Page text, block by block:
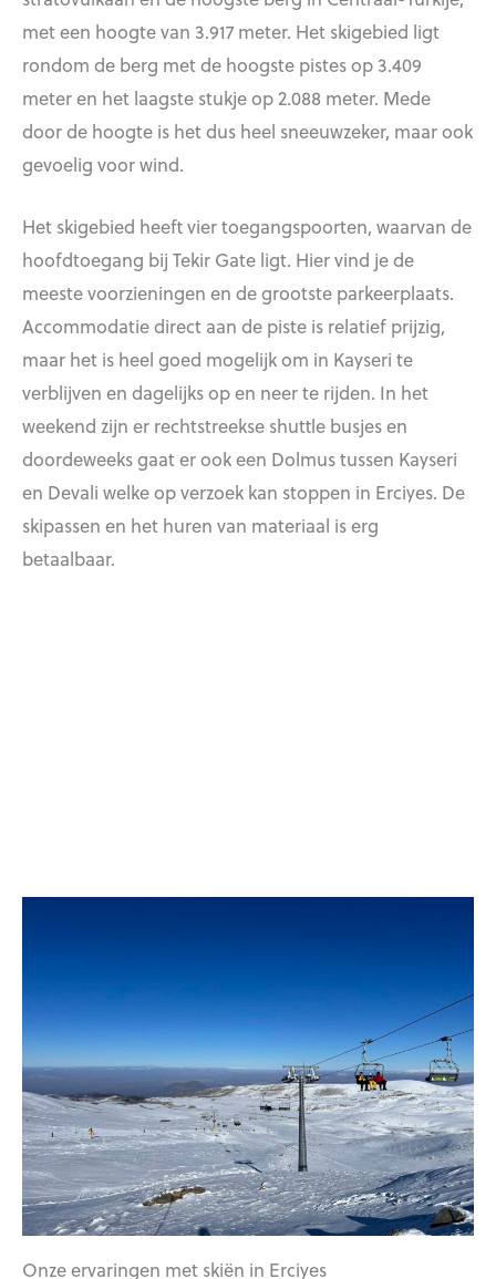
met een hoogte van 3.917 meter. Het skigebied ligt
rondom de berg met de hoogste pistes op 3.409
meter en het laagste stukje op 2.088 meter. Mede
door de hoogte is het dus heel sneeuwzeker, maar ook
gevoelig voor wind.
Het skigebied heeft vier toegangspoorten, waarvan de
hoofdtoegang bij Tekir Gate ligt. Hier vind je de
meeste voorzieningen en de grootste parkeerplaats.
Accommodatie direct aan de piste is relatief prijzig,
maar het is heel goed mogelijk om in Kayseri te
verblijven en dagelijks op en neer te rijden. In het
weekend zijn er rechtstreekse shuttle busjes en
doordeweeks gaat er ook een Dolmus tussen Kayseri
en Devali welke op verzoek kan stoppen in Erciyes. De
skipassen en het huren van materiaal is erg
betaalbaar.
Onze ervaringen met skiën in Erciyes